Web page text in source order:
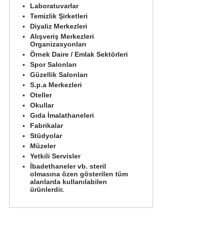
Laboratuvarlar
Temizlik Şirketleri
Diyaliz Merkezleri
Alışveriş Merkezleri
Organizasyonları
Örnek Daire / Emlak Sektörleri
Spor Salonları
Güzellik Salonları
S.p.a Merkezleri
Oteller
Okullar
Gıda İmalathaneleri
Fabrikalar
Stüdyolar
Müzeler
Yetkili Servisler
İbadethaneler vb. steril
olmasına özen gösterilen tüm
alanlarda kullanılabilen
ürünlerdir.